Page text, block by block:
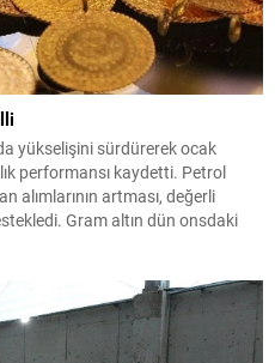
yükselişini sürdürerek ocak
performansı kaydetti. Petrol
alımlarının artması, değerli
Gram altın dün onsdaki
başladı ve saat...